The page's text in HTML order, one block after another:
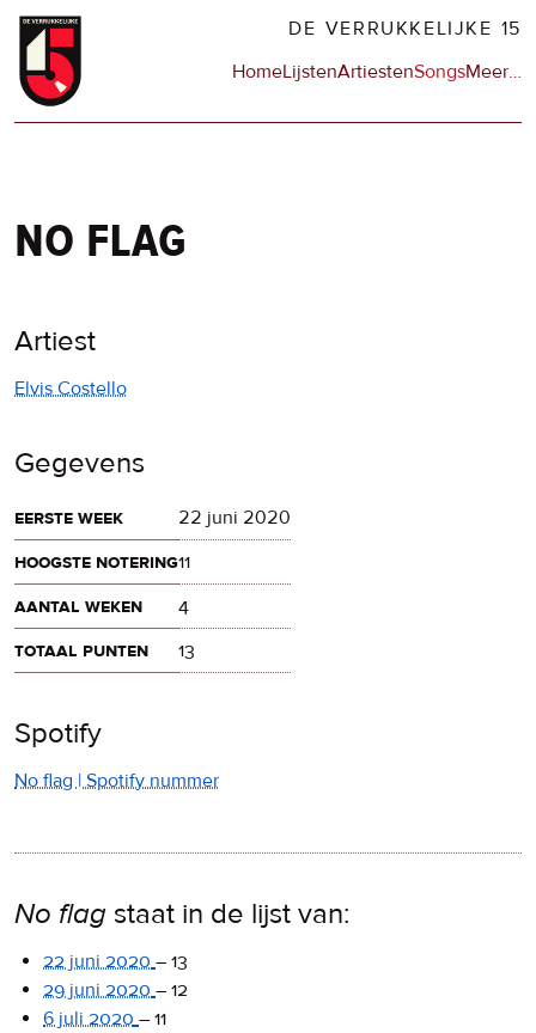
Overslaan
naar
DE VERRUKKELIJKE 15
Hoofdnavigatie
HomeLijstenArtiestenSongsMeerop
…
no flag
Artiest
Elvis Costello
Gegevens
eerste week
22 juni 2020
hoogste notering11
aantal weken
4
totaal punten
13
Spotify
No flag | Spotify nummer
No flag staat in de lijst van:
22 juni 2020 – 13
29 juni 2020 – 12
6 juli 2020 – 11